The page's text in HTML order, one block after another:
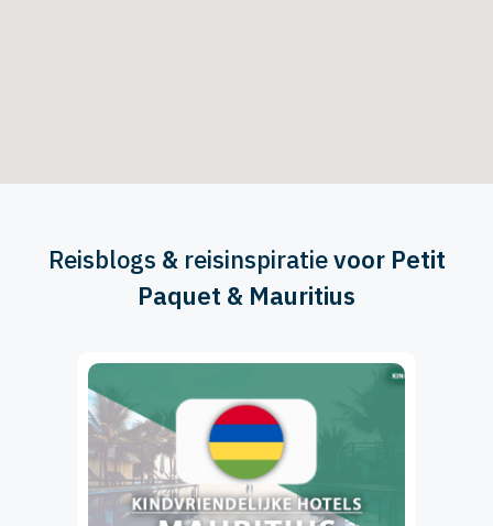
Reisblogs & reisinspiratievoor Petit
Paquet & Mauritius